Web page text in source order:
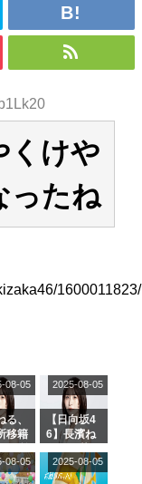
リ。こういう偶然の方
写真集の先行カット、
⊿」北野日奈子が生配
のメディア情報
なぎおはぎ』って こん
よろしいですか？
・ハメまくりだったｗｗ
くけや
ったね
1600011823/
る、
移籍
表
08-05
【日向坂4
6】長濱ね
ら移籍しフ
ラーム所属
2025-08-05
08-05 2025-08-05